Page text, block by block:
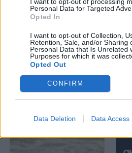
Personal Data for Targeted
Opted In
I want to opt-out of Collection,
Retention, Sale, and/or Sharing
Personal Data that Is Unrelated
Purposes for which it was
Opted Out
CONFIRM
Data Deletion Data Access
News
Πανελλαδικές 2026:
Στην κορυφή των
βαθμολογιών η
Λαρισαία Ιωάννα
Παπακώστα με 19.780
μόρια
26.06.2026